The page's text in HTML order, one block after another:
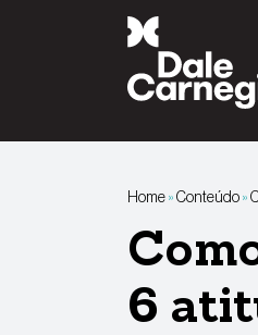
Home»Conteúdo»
6